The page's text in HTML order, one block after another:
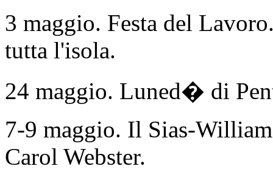
3 maggio. Festa del
tutta l'isola.
24 maggio. Luned� di
7-9 maggio. Il Sias-
Carol Webster.